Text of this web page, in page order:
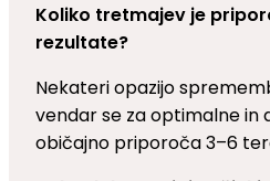
Koliko tretmajev je
rezultate?
Nekateri opazijo
vendar se za optimalne
običajno priporoča 3–6